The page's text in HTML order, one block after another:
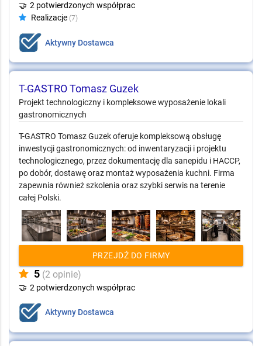
🤝 2 potwierdzonych współprac
Realizacje (7)
Aktywny Dostawca
T-GASTRO Tomasz Guzek
Projekt technologiczny i kompleksowe wyposażenie lokali
gastronomicznych
T-GASTRO Tomasz Guzek oferuje kompleksową obsługę
inwestycji gastronomicznych: od inwentaryzacji i projektu
technologicznego, przez dokumentację dla sanepidu i HACCP,
po dobór, dostawę oraz montaż wyposażenia kuchni. Firma
zapewnia również szkolenia oraz szybki serwis na terenie
całej Polski.
PRZEJDŹ DO FIRMY
5 (2 opinie)
🤝 2 potwierdzonych współprac
Aktywny Dostawca